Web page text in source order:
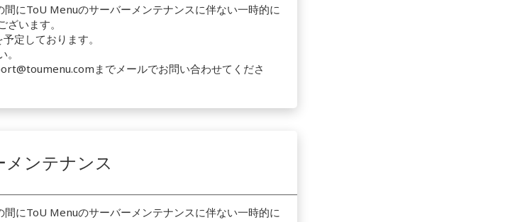
にToU Menuのサーバーメンテナンスに伴ない一時的に
います。
定しております。
までメールでお問い合わせてくださ
ンテナンス
にToU Menuのサーバーメンテナンスに伴ない一時的に